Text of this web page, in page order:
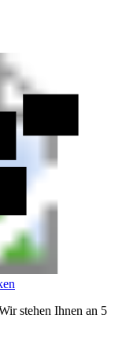
stehen Ihnen an 5